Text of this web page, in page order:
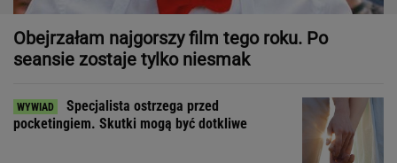
Obejrzałam najgorszy film tego roku. Po
seansie zostaje tylko niesmak
Specjalista ostrzega przed
pocketingiem. Skutki mogą być dotkliwe